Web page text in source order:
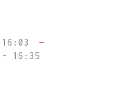
—
- 16:35